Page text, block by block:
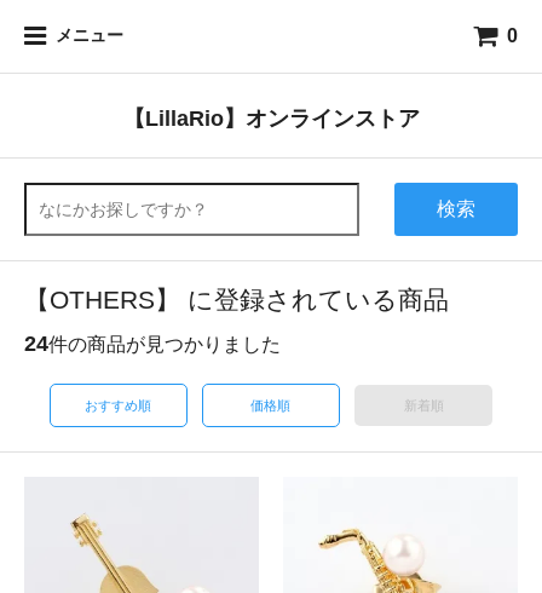
メニュー 0
【LillaRio】オンラインストア
検索
【OTHERS】 に登録されている商品
24件の商品が見つかりました
おすすめ順 価格順 新着順